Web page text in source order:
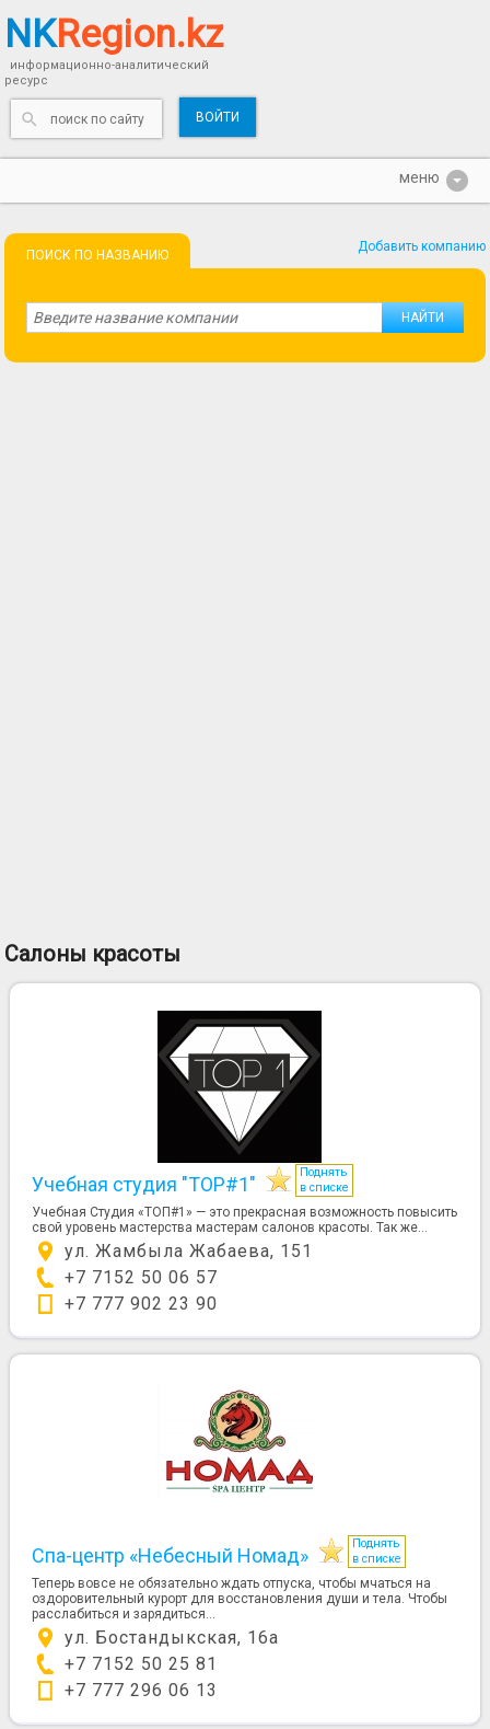
NKRegion.kz
информационно-аналитический
ресурс
ВОЙТИ
ПОИСК ПО НАЗВАНИЮ
Добавить компанию
Салоны красоты
Учебная студия "TOP#1"
Поднять
в списке
Учебная Студия «ТОП#1» — это прекрасная возможность повысить
свой уровень мастерства мастерам салонов красоты. Так же...
ул. Жамбыла Жабаева, 151
+7 7152 50 06 57
+7 777 902 23 90
Спа-центр «Небесный Номад»
Поднять
в списке
Теперь вовсе не обязательно ждать отпуска, чтобы мчаться на
оздоровительный курорт для восстановления души и тела. Чтобы
расслабиться и зарядиться...
ул. Бостандыкская, 16а
+7 7152 50 25 81
+7 777 296 06 13